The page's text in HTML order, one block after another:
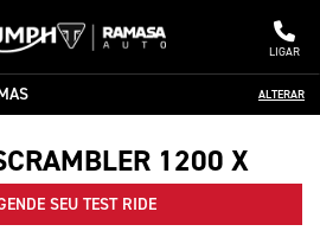
LIGAR
ALTERAR
1200 X
SEU TEST RIDE